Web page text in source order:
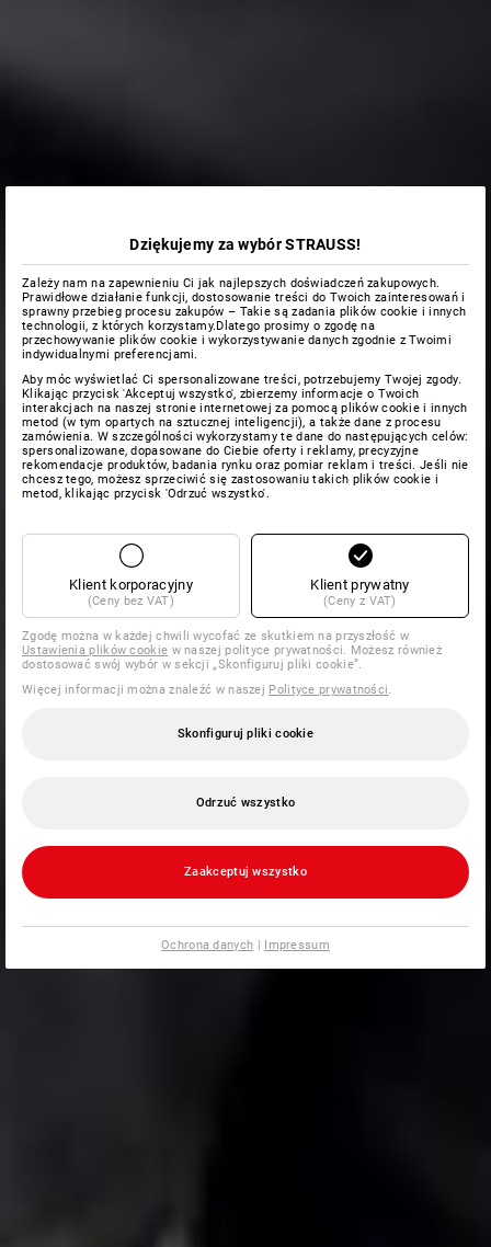
Dziękujemy za wybór STRAUSS!
Zależy nam na zapewnieniu Ci jak najlepszych doświadczeń zakupowych.
Prawidłowe działanie funkcji, dostosowanie treści do Twoich zainteresowań i
sprawny przebieg procesu zakupów – Takie są zadania plików cookie i innych
technologii, z których korzystamy.Dlatego prosimy o zgodę na
przechowywanie plików cookie i wykorzystywanie danych zgodnie z Twoimi
indywidualnymi preferencjami.
Aby móc wyświetlać Ci spersonalizowane treści, potrzebujemy Twojej zgody.
Klikając przycisk 'Akceptuj wszystko', zbierzemy informacje o Twoich
interakcjach na naszej stronie internetowej za pomocą plików cookie i innych
metod (w tym opartych na sztucznej inteligencji), a także dane z procesu
zamówienia. W szczególności wykorzystamy te dane do następujących celów:
spersonalizowane, dopasowane do Ciebie oferty i reklamy, precyzyjne
rekomendacje produktów, badania rynku oraz pomiar reklam i treści. Jeśli nie
chcesz tego, możesz sprzeciwić się zastosowaniu takich plików cookie i
metod, klikając przycisk 'Odrzuć wszystko'.
Klient korporacyjny
(Ceny bez VAT)
Klient prywatny
(Ceny z VAT)
Zgodę można w każdej chwili wycofać ze skutkiem na przyszłość w
Ustawienia plików cookie w naszej polityce prywatności. Możesz również
dostosować swój wybór w sekcji „Skonfiguruj pliki cookie”.
Więcej informacji można znaleźć w naszej Polityce prywatności.
Skonfiguruj pliki cookie
Odrzuć wszystko
Zaakceptuj wszystko
Ochrona danych | Impressum